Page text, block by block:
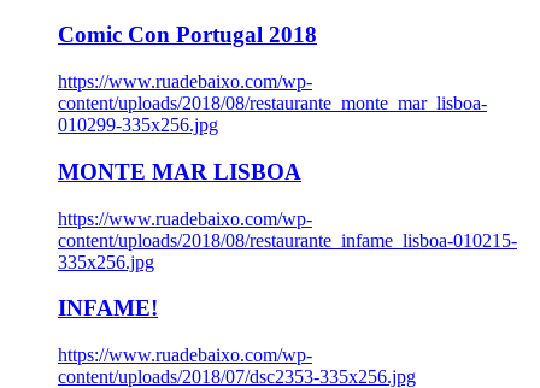
Comic Con Portugal 2018
https://www.ruadebaixo.com/wp-
content/uploads/2018/08/restaurante_monte_mar_lisboa-
010299-335x256.jpg
MONTE MAR LISBOA
https://www.ruadebaixo.com/wp-
content/uploads/2018/08/restaurante_infame_lisboa-010215-
335x256.jpg
INFAME!
https://www.ruadebaixo.com/wp-
content/uploads/2018/07/dsc2353-335x256.jpg